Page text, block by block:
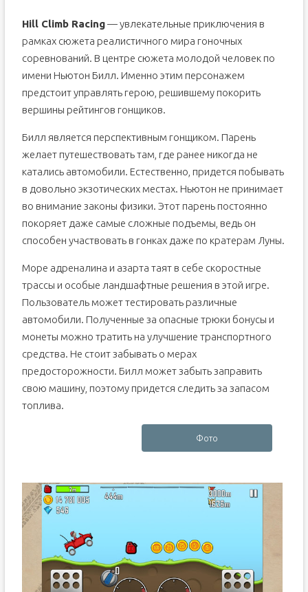
Hill Climb Racing— увлекательные приключения в
рамках сюжета реалистичного мира гоночных
соревнований. В центре сюжета молодой человек по
имени Ньютон Билл. Именно этим персонажем
предстоит управлять герою, решившему покорить
вершины рейтингов гонщиков.
Билл является перспективным гонщиком. Парень
желает путешествовать там, где ранее никогда не
катались автомобили. Естественно, придется побывать
в довольно экзотических местах. Ньютон не принимает
во внимание законы физики. Этот парень постоянно
покоряет даже самые сложные подъемы, ведь он
способен участвовать в гонках даже по кратерам Луны.
Море адреналина и азарта таят в себе скоростные
трассы и особые ландшафтные решения в этой игре.
Пользователь может тестировать различные
автомобили. Полученные за опасные трюки бонусы и
монеты можно тратить на улучшение транспортного
средства. Не стоит забывать о мерах
предосторожности. Билл может забыть заправить
свою машину, поэтому придется следить за запасом
топлива.
Фото